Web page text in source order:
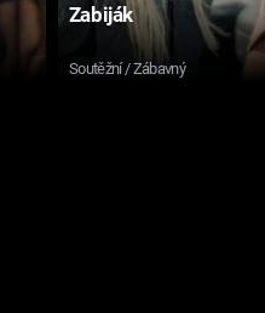
Zabiják
Soutěžní / Zábavný